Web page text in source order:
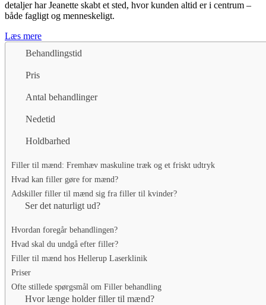
detaljer har Jeanette skabt et sted, hvor kunden altid er i centrum –
både fagligt og menneskeligt.
Læs mere
Behandlingstid
Pris
Antal behandlinger
Nedetid
Holdbarhed
Filler til mænd: Fremhæv maskuline træk og et friskt udtryk
Hvad kan filler gøre for mænd?
Adskiller filler til mænd sig fra filler til kvinder?
Ser det naturligt ud?
Hvordan foregår behandlingen?
Hvad skal du undgå efter filler?
Filler til mænd hos Hellerup Laserklinik
Priser
Ofte stillede spørgsmål om Filler behandling
Hvor længe holder filler til mænd?